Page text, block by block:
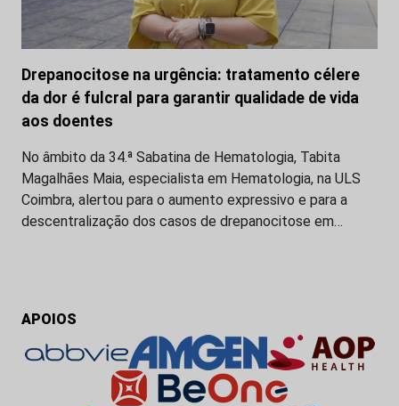
Drepanocitose na urgência: tratamento célere
da dor é fulcral para garantir qualidade de vida
aos doentes
No âmbito da 34.ª Sabatina de Hematologia, Tabita
Magalhães Maia, especialista em Hematologia, na ULS
Coimbra, alertou para o aumento expressivo e para a
descentralização dos casos de drepanocitose em…
APOIOS